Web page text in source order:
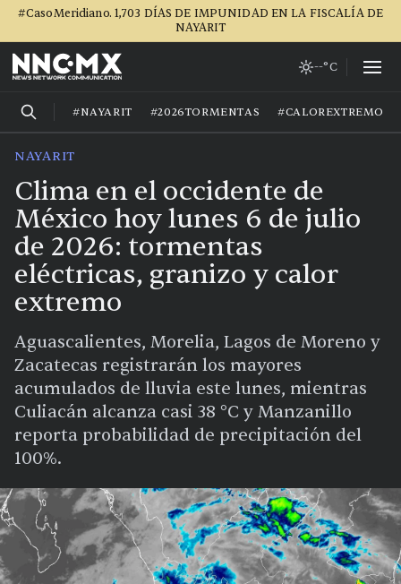
#CasoMeridiano. 1,703 DÍAS DE IMPUNIDAD EN LA FISCALÍA DE
NAYARIT
--°C
#NAYARIT #2026TORMENTAS #CALOREXTREMO
NAYARIT
Clima en el occidente de
México hoy lunes 6 de julio
de 2026: tormentas
eléctricas, granizo y calor
extremo
Aguascalientes, Morelia, Lagos de Moreno y
Zacatecas registrarán los mayores
acumulados de lluvia este lunes, mientras
Culiacán alcanza casi 38 °C y Manzanillo
reporta probabilidad de precipitación del
100%.